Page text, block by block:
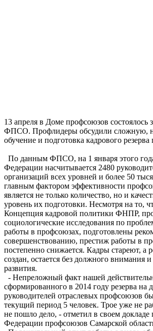
13 апреля в Доме профсоюзов состоялось
ФПСО. Профлидеры обсудили сложную,
обучение и подготовка кадрового
По данным ФПСО, на 1 января этого
Федерации насчитывается 2480
организаций всех уровней и более 50
главным фактором эффективности
является не только количество, но и
уровень их подготовки. Несмотря на то,
Концепция кадровой политики ФНПР,
социологические исследования по
работы в профсоюзах, подготовлены
совершенствованию, престиж работы в
постепенно снижается. Кадры стареют, а
создан, остается без должного внимания
развития.
- Непреложный факт нашей
сформированного в 2014 году резерва на
руководителей отраслевых профсоюзов
текущий период 5 человек. Трое уже не
не пошло дело, - отметил в своем докладе
Федерации профсоюзов Самарской